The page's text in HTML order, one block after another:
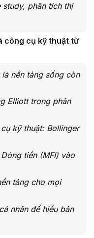
study, phân tích thị
công cụ kỹ thuật từ
nền tảng sống còn
Elliott trong phân
kỹ thuật: Bollinger
tiền (MFI) vào
tảng cho mọi
nhân để hiểu bản